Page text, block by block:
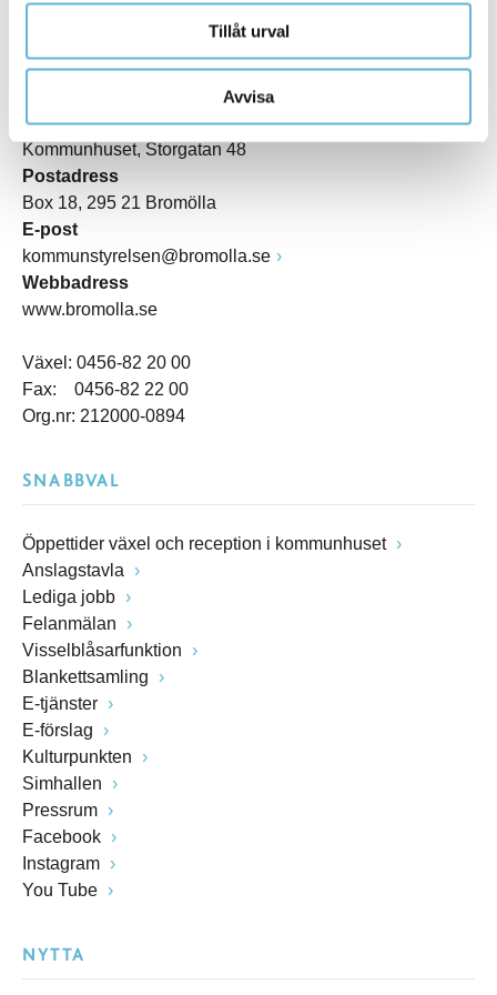
Tillåt urval
Avvisa
KONTAKT
Besöksadress
Kommunhuset, Storgatan 48
Postadress
Box 18, 295 21 Bromölla
E-post
kommunstyrelsen@bromolla.se
Webbadress
www.bromolla.se
Växel: 0456-82 20 00
Fax: 0456-82 22 00
Org.nr: 212000-0894
SNABBVAL
Öppettider växel och reception i kommunhuset
Anslagstavla
Lediga jobb
Felanmälan
Visselblåsarfunktion
Blankettsamling
E-tjänster
E-förslag
Kulturpunkten
Simhallen
Pressrum
Facebook
Instagram
You Tube
NYTTA